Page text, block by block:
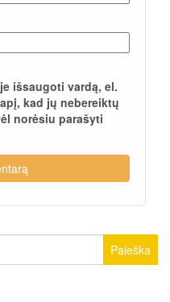
išsaugoti vardą, el.
kad jų nebereiktų
norėsiu parašyti